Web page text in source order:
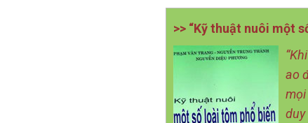
>> “Kỹ thuật nuôi một
ao